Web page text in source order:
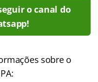
o canal do
sobre o